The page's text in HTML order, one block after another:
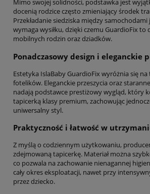
Mimo swojej solidności, podstawka jest
docenią rodzice często zmieniający środek
Przekładanie siedziska między
wymaga wysiłku, dzięki czemu GuardioFix to
mobilnych rodzin oraz dziadków.
Ponadczasowy design i eleganckie
Estetyka IslaBaby GuardioFix wyróżnia się
fotelików. Eleganckie przeszycia oraz
nadają podstawce prestiżowy wygląd, który
tapicerką klasy premium, zachowując
uniwersalny styl.
Praktyczność i łatwość w
Z myślą o codziennym użytkowaniu,
zdejmowaną tapicerkę. Materiał można
co pozwala na zachowanie nienagannej
cały okres eksploatacji, nawet przy
przez dziecko.